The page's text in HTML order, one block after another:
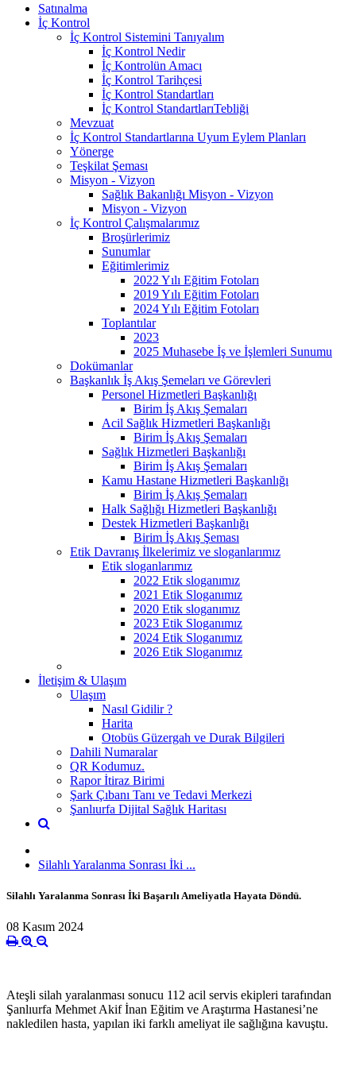
Satınalma
İç Kontrol
İç Kontrol Sistemini Tanıyalım
İç Kontrol Nedir
İç Kontrolün Amacı
İç Kontrol Tarihçesi
İç Kontrol Standartları
İç Kontrol StandartlarıTebliği
Mevzuat
İç Kontrol Standartlarına Uyum Eylem Planları
Yönerge
Teşkilat Şeması
Misyon - Vizyon
Sağlık Bakanlığı Misyon - Vizyon
Misyon - Vizyon
İç Kontrol Çalışmalarımız
Broşürlerimiz
Sunumlar
Eğitimlerimiz
2022 Yılı Eğitim Fotoları
2019 Yılı Eğitim Fotoları
2024 Yılı Eğitim Fotoları
Toplantılar
2023
2025 Muhasebe İş ve İşlemleri Sunumu
Dokümanlar
Başkanlık İş Akış Şemeları ve Görevleri
Personel Hizmetleri Başkanlığı
Birim İş Akış Şemaları
Acil Sağlık Hizmetleri Başkanlığı
Birim İş Akış Şemaları
Sağlık Hizmetleri Başkanlığı
Birim İş Akış Şemaları
Kamu Hastane Hizmetleri Başkanlığı
Birim İş Akış Şemaları
Halk Sağlığı Hizmetleri Başkanlığı
Destek Hizmetleri Başkanlığı
Birim İş Akış Şeması
Etik Davranış İlkelerimiz ve sloganlarımız
Etik sloganlarımız
2022 Etik sloganımız
2021 Etik Sloganımız
2020 Etik sloganımız
2023 Etik Sloganımız
2024 Etik Sloganımız
2026 Etik Sloganımız
İletişim & Ulaşım
Ulaşım
Nasıl Gidilir ?
Harita
Otobüs Güzergah ve Durak Bilgileri
Dahili Numaralar
QR Kodumuz.
Rapor İtiraz Birimi
Şark Çıbanı Tanı ve Tedavi Merkezi
Şanlıurfa Dijital Sağlık Haritası
Silahlı Yaralanma Sonrası İki ...
Silahlı Yaralanma Sonrası İki Başarılı Ameliyatla Hayata Döndü.
08 Kasım 2024
Ateşli silah yaralanması sonucu 112 acil servis ekipleri tarafından
Şanlıurfa Mehmet Akif İnan Eğitim ve Araştırma Hastanesi’ne
nakledilen hasta, yapılan iki farklı ameliyat ile sağlığına kavuştu.